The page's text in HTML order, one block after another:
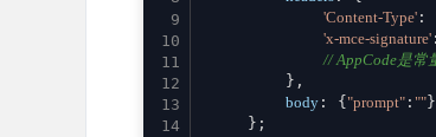
9
10
11
12
13
14
'Content-Type' :
'x-mce-signature'
// AppCode是常
        },
body : { "prompt" : "" }
    };